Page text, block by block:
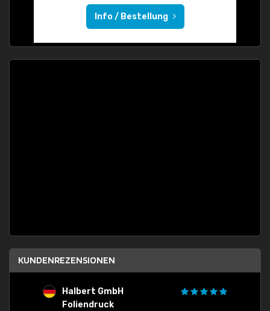
Info / Bestellung
KUNDENREZENSIONEN
Halbert GmbH
Foliendruck